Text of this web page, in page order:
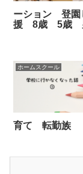
ーション 登
援 8歳 5歳
ホームスクール
育て 転勤族